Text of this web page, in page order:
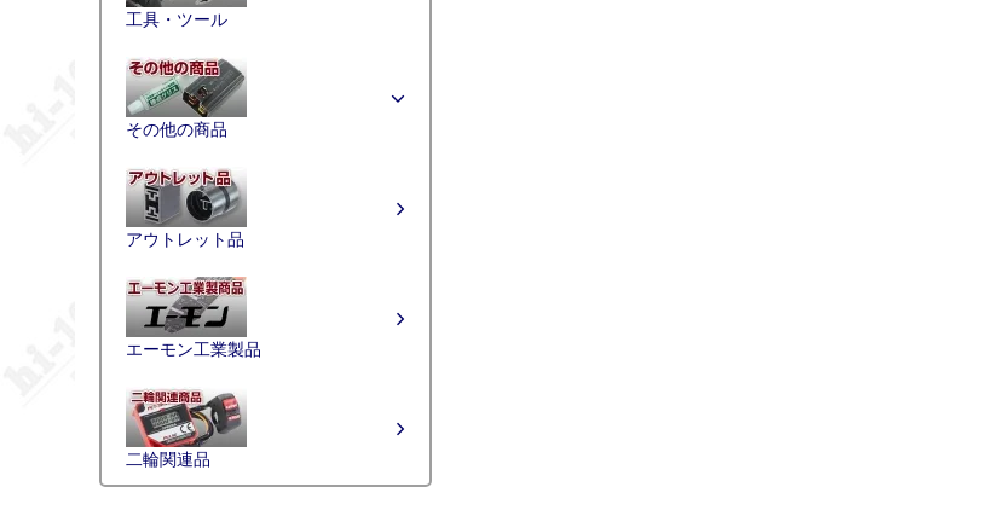
工具・ツール
その他の商品
アウトレット品
エーモン工業製品
二輪関連品